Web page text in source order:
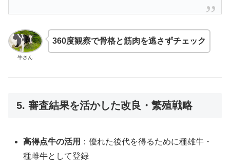
牛さん
360度観察で骨格と筋肉を逃さずチェック
5. 審査結果を活かした改良・繁殖戦略
高得点牛の活用 ：優れた後代を得るために種雄牛・
種雌牛として登録